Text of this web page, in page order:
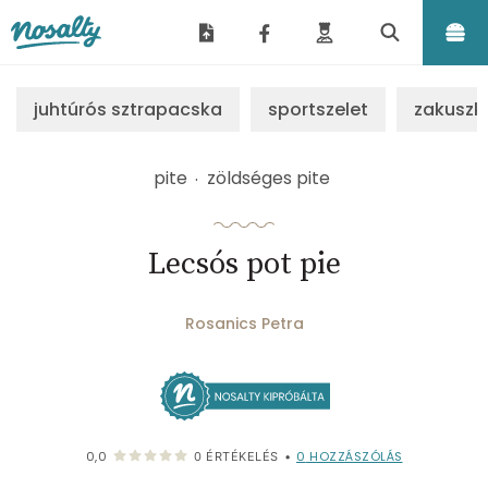
juhtúrós sztrapacska sportszelet
pite zöldséges pite
Lecsós pot pie
Rosanics Petra
0,0 0 ÉRTÉKELÉS • 0 HOZZÁSZÓLÁS